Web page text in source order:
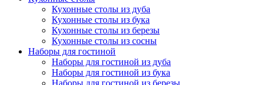
Кухонные столы из дуба
Кухонные столы из бука
Кухонные столы из березы
Кухонные столы из сосны
Наборы для гостиной
Наборы для гостиной из дуба
Наборы для гостиной из бука
Наборы для гостиной из березы